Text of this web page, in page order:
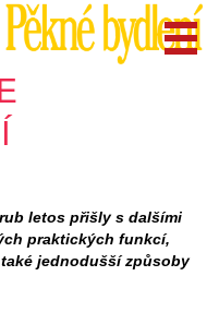
letos přišly s dalšími
praktických funkcí,
jednodušší způsoby